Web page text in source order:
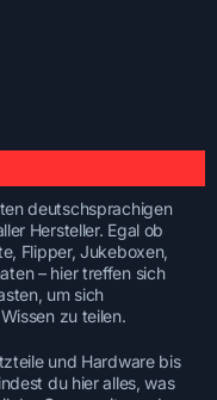
deutschsprachigen
Hersteller. Egal ob
Flipper, Jukeboxen,
– hier treffen sich
um sich
zu teilen.
und Hardware bis
du hier alles, was